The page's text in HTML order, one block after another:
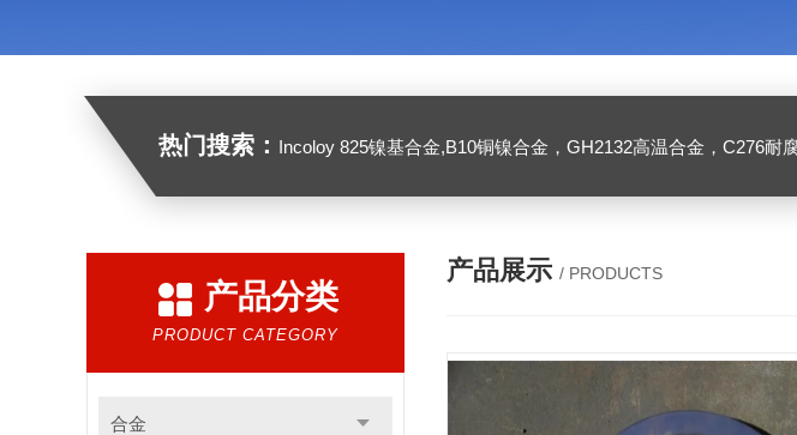
热门搜索： Incoloy 825镍基合金,B10铜镍合金，GH2132高温合金，C276耐腐蚀合金，1J50精密合金，
产品分类
PRODUCT CATEGORY
合金
产品展示 / PRODUCTS